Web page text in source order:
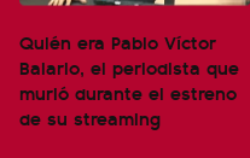
Quién era Pablo Víctor
Balario, el periodista que
murió durante el estreno
de su streaming